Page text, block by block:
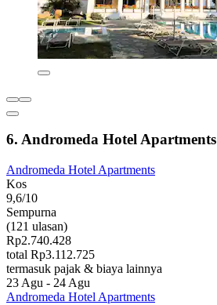
6. Andromeda Hotel Apartments
Andromeda Hotel Apartments
Kos
9,6/10
Sempurna
(121 ulasan)
Rp2.740.428
total Rp3.112.725
termasuk pajak & biaya lainnya
23 Agu - 24 Agu
Andromeda Hotel Apartments